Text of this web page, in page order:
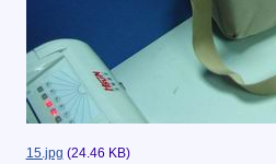
15.jpg (24.46 KB)